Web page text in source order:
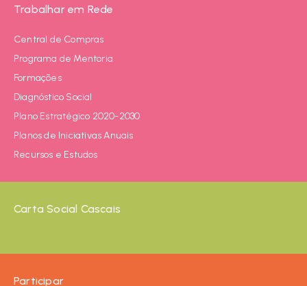
Trabalhar em Rede
Central de Compras
Programa de Mentoria
Formações
Diagnóstico Social
Plano Estratégico 2020-2030
Planos de Iniciativas Anuais
Recursos e Estudos
Carta Social Cascais
Participar